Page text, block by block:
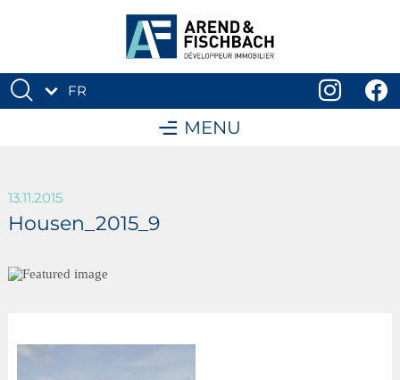
FR
MENU
13.11.2015
Housen_2015_9